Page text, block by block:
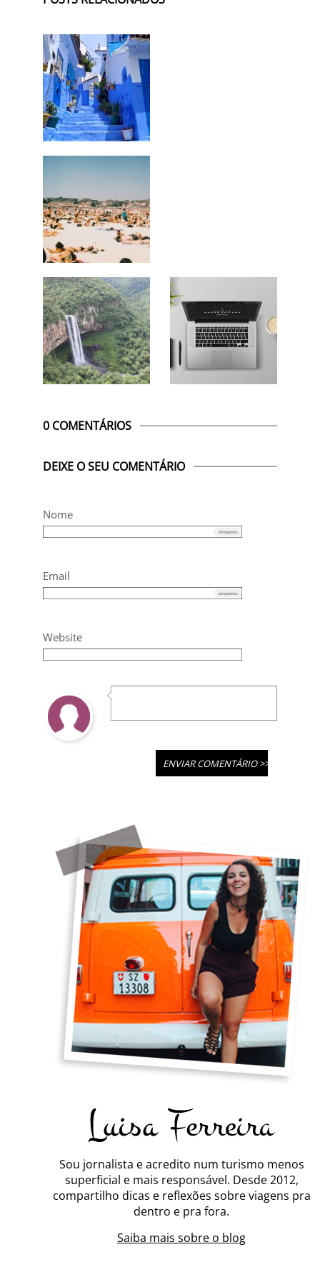
0 COMENTÁRIOS
DEIXE O SEU COMENTÁRIO
Nome
Email
Website
Sou jornalista e acredito num turismo menos
superficial e mais responsável. Desde 2012,
compartilho dicas e reflexões sobre viagens pra
dentro e pra fora.
Saiba mais sobre o blog